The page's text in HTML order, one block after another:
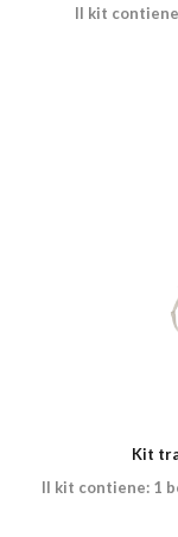
Il kit
Kit
Il kit contiene: 1